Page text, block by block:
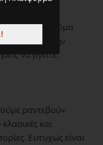
λόγο δεν
από το στόμα
της πιάσεις την
να βγείτε.
ραντεβού»
και
Ευτυχώς είναι